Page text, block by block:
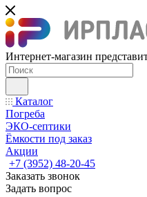
Интернет-магазин
Каталог
Погреба
ЭКО-септики
Ёмкости под заказ
Акции
+7 (3952) 48-20-45
Заказать звонок
Задать вопрос